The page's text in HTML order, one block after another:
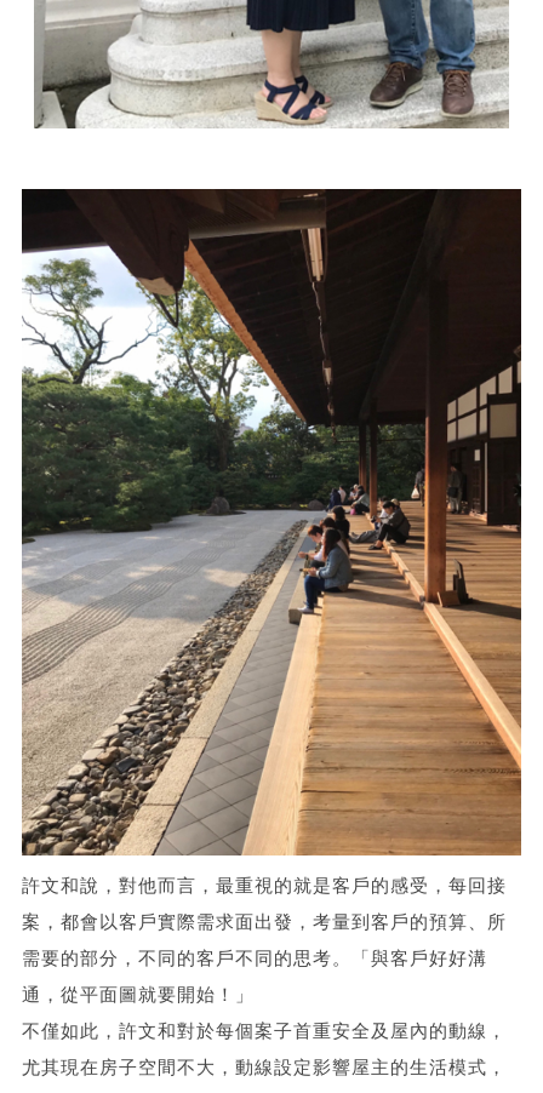
許文和說，對他而言，最重視的就是客戶的感受，每回接
案，都會以客戶實際需求面出發，考量到客戶的預算、所
需要的部分，不同的客戶不同的思考。「與客戶好好溝
通，從平面圖就要開始！」
不僅如此，許文和對於每個案子首重安全及屋內的動線，
尤其現在房子空間不大，動線設定影響屋主的生活模式，